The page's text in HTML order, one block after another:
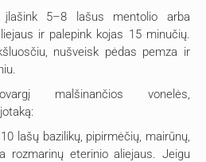
įlašink 5–8 lašus mentolio arba
ir palepink kojas 15 minučių.
nušveisk pėdas pemza ir
malšinančios vonelės,
lašų bazilikų, pipirmėčių, mairūnų,
rozmarinų eterinio aliejaus. Jeigu